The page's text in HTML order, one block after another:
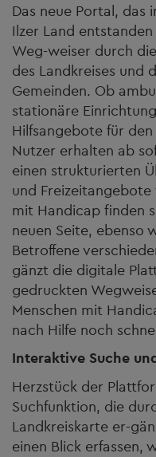
Das neue Portal, das
Ilzer Land
Weg-weiser durch
des Landkreises und
Gemeinden. Ob
stationäre
Hilfsangebote für
Nutzer erhalten ab
einen strukturierten
und Freizeitangebote
mit Handicap finden
neuen Seite, ebenso
Betroffene
gänzt die digitale
gedruckten
Menschen mit
nach Hilfe noch
Interaktive Suche
Herzstück der
Suchfunktion, die
Landkreiskarte er-
einen Blick erfassen,